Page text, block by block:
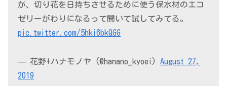
が、切り花を日持ちさせるために使う保水材のエコ
ゼリーがわりになるって聞いて試してみてる。
pic.twitter.com/5hki6bkQGG
— 花野+ハナモノヤ (@hanano_kyoei)August 27,
2019